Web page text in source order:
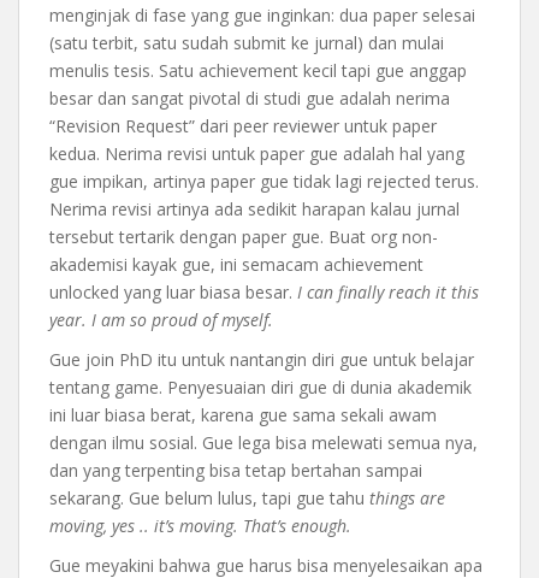
menginjak di fase yang gue inginkan: dua paper selesai
(satu terbit, satu sudah submit ke jurnal) dan mulai
menulis tesis. Satu achievement kecil tapi gue anggap
besar dan sangat pivotal di studi gue adalah nerima
“Revision Request” dari peer reviewer untuk paper
kedua. Nerima revisi untuk paper gue adalah hal yang
gue impikan, artinya paper gue tidak lagi rejected terus.
Nerima revisi artinya ada sedikit harapan kalau jurnal
tersebut tertarik dengan paper gue. Buat org non-
akademisi kayak gue, ini semacam achievement
unlocked yang luar biasa besar. I can finally reach it this
year. I am so proud of myself.
Gue join PhD itu untuk nantangin diri gue untuk belajar
tentang game. Penyesuaian diri gue di dunia akademik
ini luar biasa berat, karena gue sama sekali awam
dengan ilmu sosial. Gue lega bisa melewati semua nya,
dan yang terpenting bisa tetap bertahan sampai
sekarang. Gue belum lulus, tapi gue tahu things are
moving, yes .. it’s moving. That’s enough.
Gue meyakini bahwa gue harus bisa menyelesaikan apa